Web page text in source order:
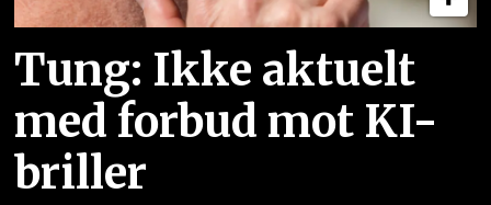
Tung: Ikke aktuelt
med forbud mot KI-
briller